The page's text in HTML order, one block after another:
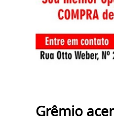
Grêmio